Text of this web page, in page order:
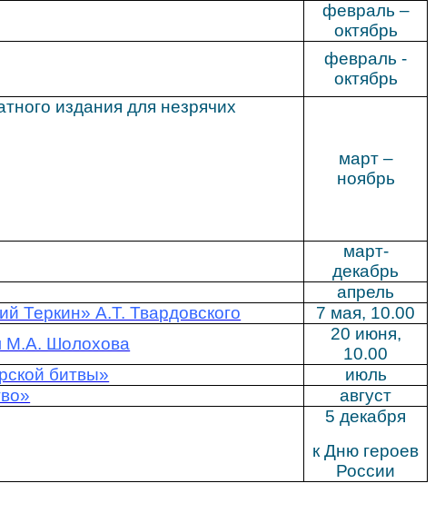
февраль –
октябрь
февраль -
октябрь
издания для незрячих
март –
ноябрь
март-
декабрь
апрель
Теркин» А.Т. Твардовского
7 мая, 10.00
М.А. Шолохова
20 июня,
10.00
битвы»
июль
август
5 декабря
к Дню героев
России